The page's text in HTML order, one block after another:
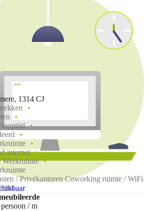
1314 CJ
looptijd
internet
Werkruimte
/ Privékantoren Coworking ruimte / WiFi
/ m